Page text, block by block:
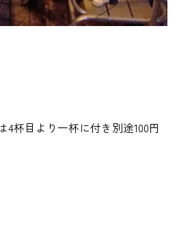
4杯目より一杯に付き別途100円